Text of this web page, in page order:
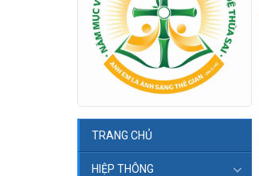
TRANG CHỦ
HIỆP THÔNG